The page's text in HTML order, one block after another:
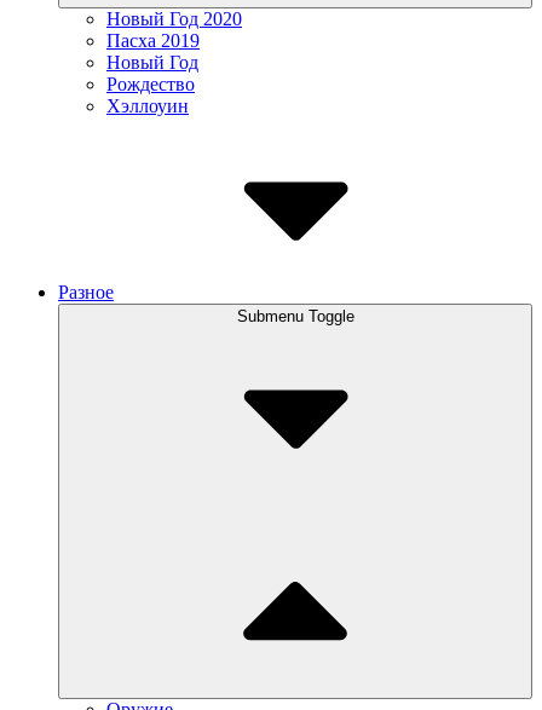
Новый Год 2020
Пасха 2019
Новый Год
Рождество
Хэллоуин
Разное
Submenu Toggle